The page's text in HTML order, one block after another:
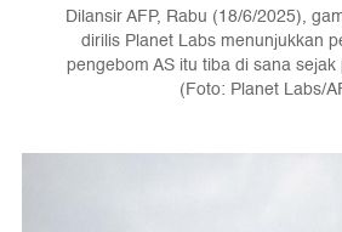
Dilansir AFP, Rabu (18/6/2025),
dirilis Planet Labs menunjukkan
pengebom AS itu tiba di sana
(Foto: Planet Labs/